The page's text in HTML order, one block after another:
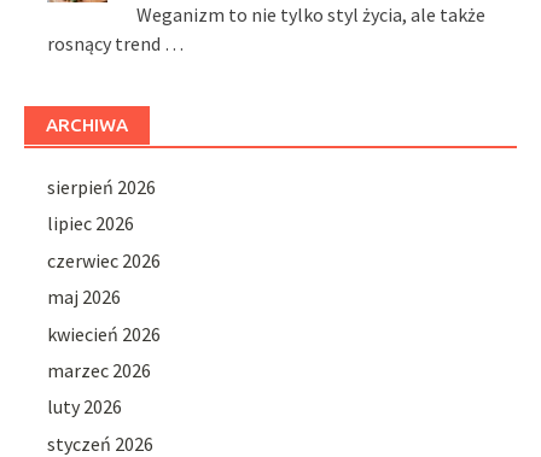
Weganizm to nie tylko styl życia, ale także
rosnący trend …
ARCHIWA
sierpień 2026
lipiec 2026
czerwiec 2026
maj 2026
kwiecień 2026
marzec 2026
luty 2026
styczeń 2026